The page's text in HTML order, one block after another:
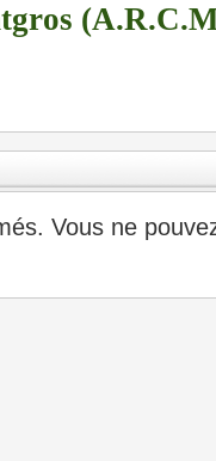
Vous ne